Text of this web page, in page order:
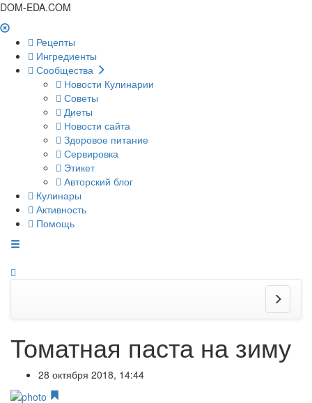
DOM-EDA.COM
Рецепты
Ингредиенты
Сообщества
Новости Кулинарии
Советы
Диеты
Новости сайта
Здоровое питание
Сервировка
Этикет
Авторский блог
Кулинары
Активность
Помощь
Томатная паста на зиму
28 октября 2018, 14:44